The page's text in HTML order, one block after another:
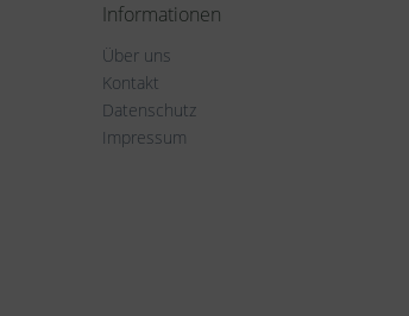
Informationen
Über uns
Kontakt
Datenschutz
Impressum